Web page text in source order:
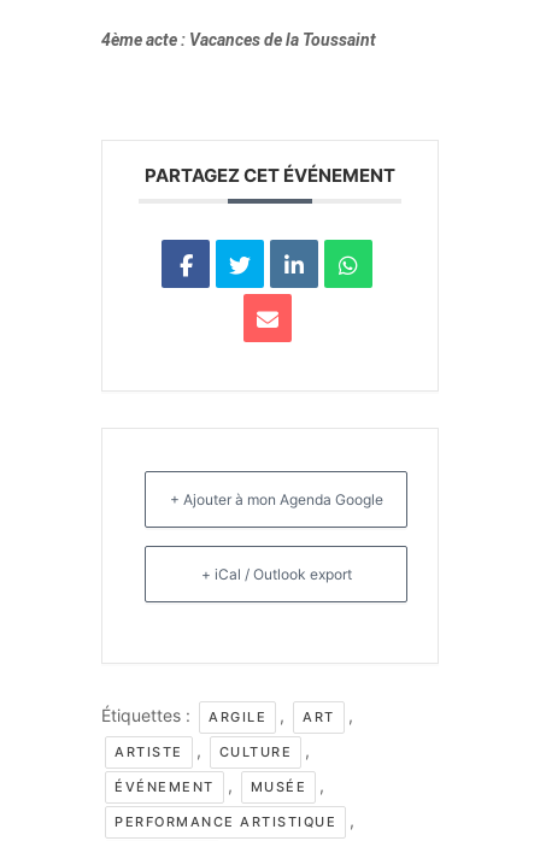
4ème acte : Vacances de la Toussaint
PARTAGEZ CET ÉVÉNEMENT
+ Ajouter à mon Agenda Google
+ iCal / Outlook export
Étiquettes : ARGILE , ART ,
ARTISTE , CULTURE ,
ÉVÉNEMENT , MUSÉE ,
PERFORMANCE ARTISTIQUE ,